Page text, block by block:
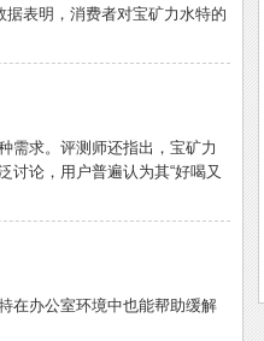
表明，消费者对宝矿力水特的
需求。评测师还指出，宝矿力
讨论，用户普遍认为其“好喝又
在办公室环境中也能帮助缓解